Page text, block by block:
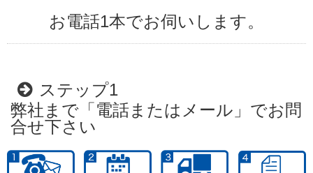
お電話1本でお伺いします。
ステップ1
弊社まで「電話またはメール」でお問
合せ下さい